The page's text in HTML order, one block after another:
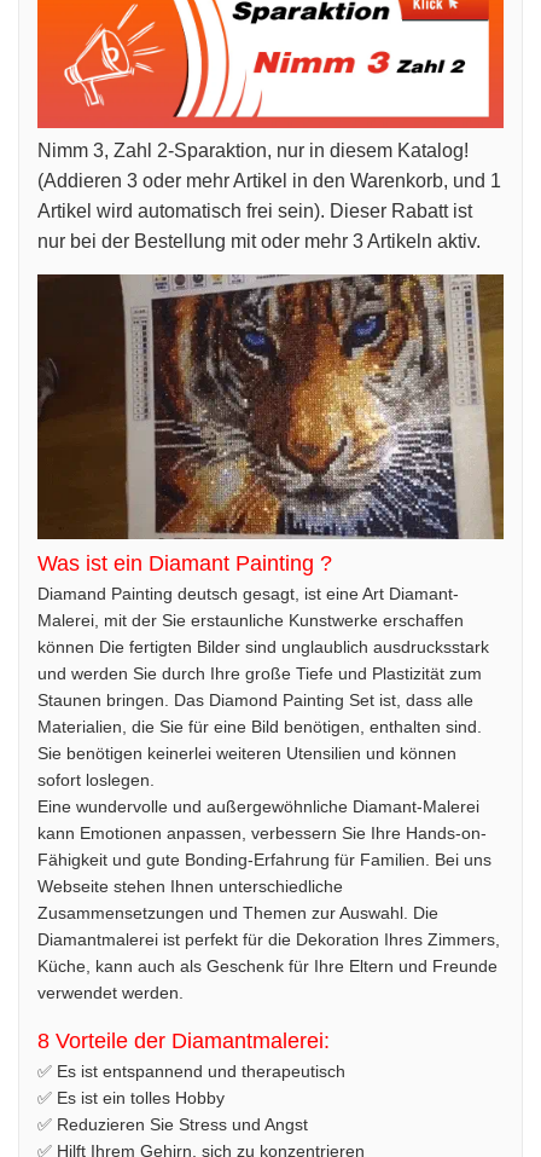
Nimm 3, Zahl 2-Sparaktion, nur in diesem Katalog!
(Addieren 3 oder mehr Artikel in den Warenkorb, und 1
Artikel wird automatisch frei sein). Dieser Rabatt ist
nur bei der Bestellung mit oder mehr 3 Artikeln aktiv.
Was ist ein Diamant Painting ?
Diamand Painting deutsch gesagt, ist eine Art Diamant-
Malerei, mit der Sie erstaunliche Kunstwerke erschaffen
können Die fertigten Bilder sind unglaublich ausdrucksstark
und werden Sie durch Ihre große Tiefe und Plastizität zum
Staunen bringen. Das Diamond Painting Set ist, dass alle
Materialien, die Sie für eine Bild benötigen, enthalten sind.
Sie benötigen keinerlei weiteren Utensilien und können
sofort loslegen.
Eine wundervolle und außergewöhnliche Diamant-Malerei
kann Emotionen anpassen, verbessern Sie Ihre Hands-on-
Fähigkeit und gute Bonding-Erfahrung für Familien. Bei uns
Webseite stehen Ihnen unterschiedliche
Zusammensetzungen und Themen zur Auswahl. Die
Diamantmalerei ist perfekt für die Dekoration Ihres Zimmers,
Küche, kann auch als Geschenk für Ihre Eltern und Freunde
verwendet werden.
8 Vorteile der Diamantmalerei:
✅ Es ist entspannend und therapeutisch
✅ Es ist ein tolles Hobby
✅ Reduzieren Sie Stress und Angst
✅ Hilft Ihrem Gehirn, sich zu konzentrieren